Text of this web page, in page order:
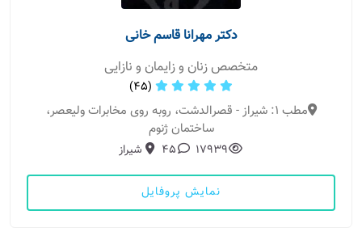
دکتر مهرانا قاسم خانی
متخصص زنان و زایمان و نازایی
(45)
مطب 1: شیراز - قصرالدشت، روبه روی مخابرات ولیعصر،
ساختمان ژنوم
17939
45 شیراز
نمایش پروفایل